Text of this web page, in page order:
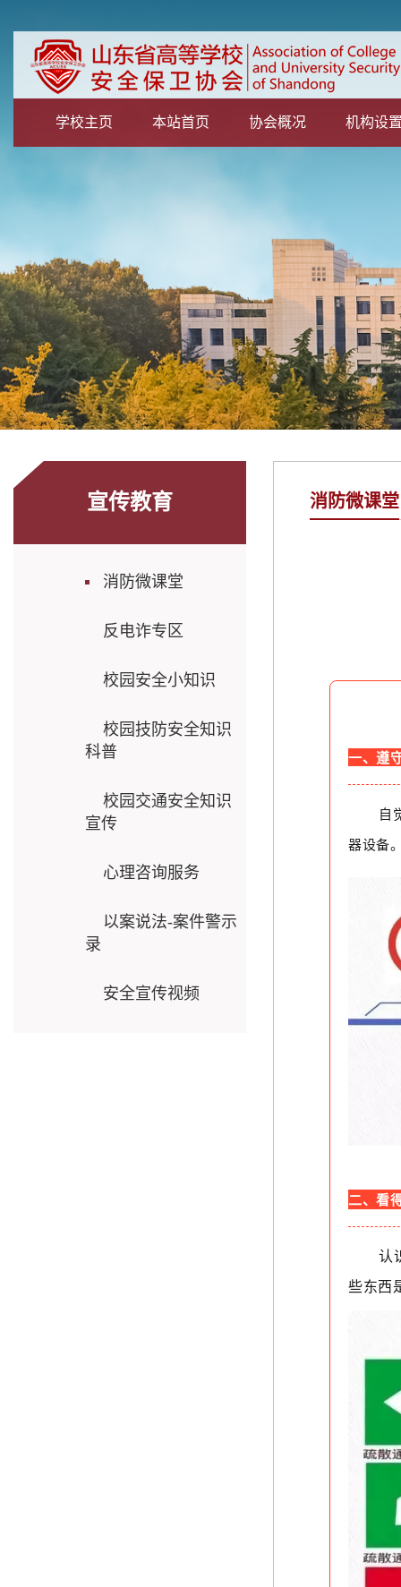
学校主页 本站首页 协会概况 机构设
宣传教育
消防微课堂
反电诈专区
校园安全小知识
校园技防安全知识
科普
校园交通安全知识
宣传
心理咨询服务
以案说法-案件警示
录
安全宣传视频
消防微课堂
一、遵
自
器设备
二、看
认
些东西